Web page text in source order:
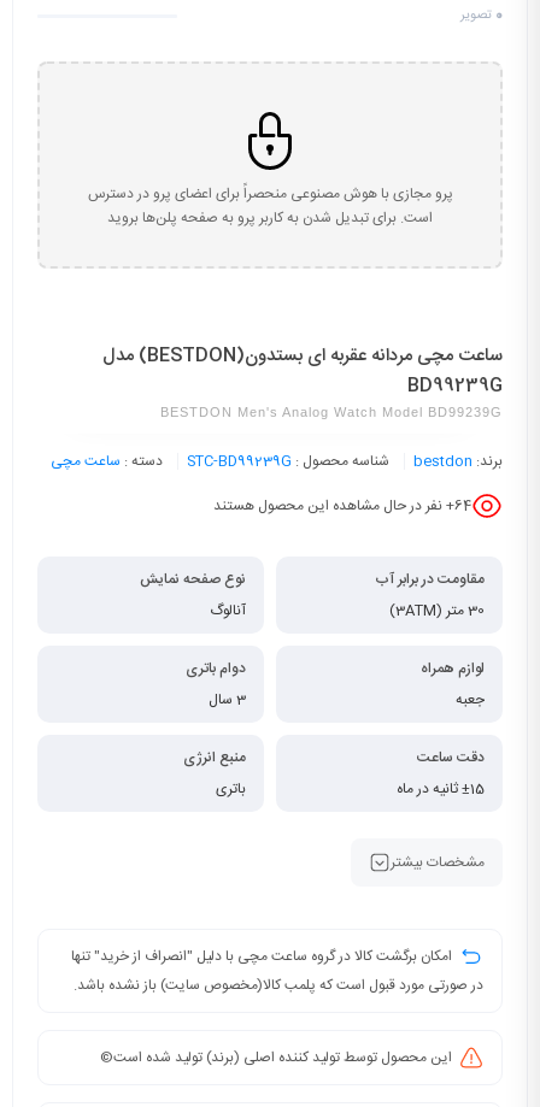
0 تصویر
پرو مجازی با هوش مصنوعی منحصراً برای اعضای پرو در دسترس
است. برای تبدیل شدن به کاربر پرو به صفحه پلن‌ها بروید
ساعت مچی مردانه عقربه ای بستدون(BESTDON) مدل
BD99239G
BESTDON Men's Analog Watch Model BD99239G
برند: bestdon شناسه محصول : STC-BD99239G دسته : ساعت مچی
64+ نفر در حال مشاهده این محصول هستند
مقاومت در برابر آب
30 متر (3ATM)
نوع صفحه نمایش
آنالوگ
لوازم همراه
جعبه
دوام باتری
3 سال
دقت ساعت
±15 ثانیه در ماه
منبع انرژی
باتری
مشخصات بیشتر
امکان برگشت کالا در گروه ساعت مچی با دلیل "انصراف از خرید" تنها
در صورتی مورد قبول است که پلمب کالا(مخصوص سایت) باز نشده باشد.
این محصول توسط تولید کننده اصلی (برند) تولید شده است©️